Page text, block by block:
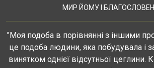
МИР ЙОМУ І
"Моя подоба в порівнянні з іншими
це подоба людини, яка побудувала і
винятком однієї відсутньої цеглини.